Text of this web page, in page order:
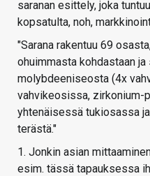
saranan esittely, joka
kopsatulta, noh,
"Sarana rakentuu 69
ohuimmasta kohdastaan
molybdeeniseosta (4x
vahvikeosissa, zirkonium-
yhtenäisessä tukiosassa
terästä."
1. Jonkin asian
esim. tässä tapauksessa